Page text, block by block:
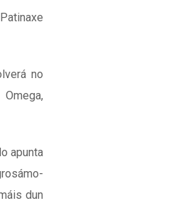
no
apunta
dun